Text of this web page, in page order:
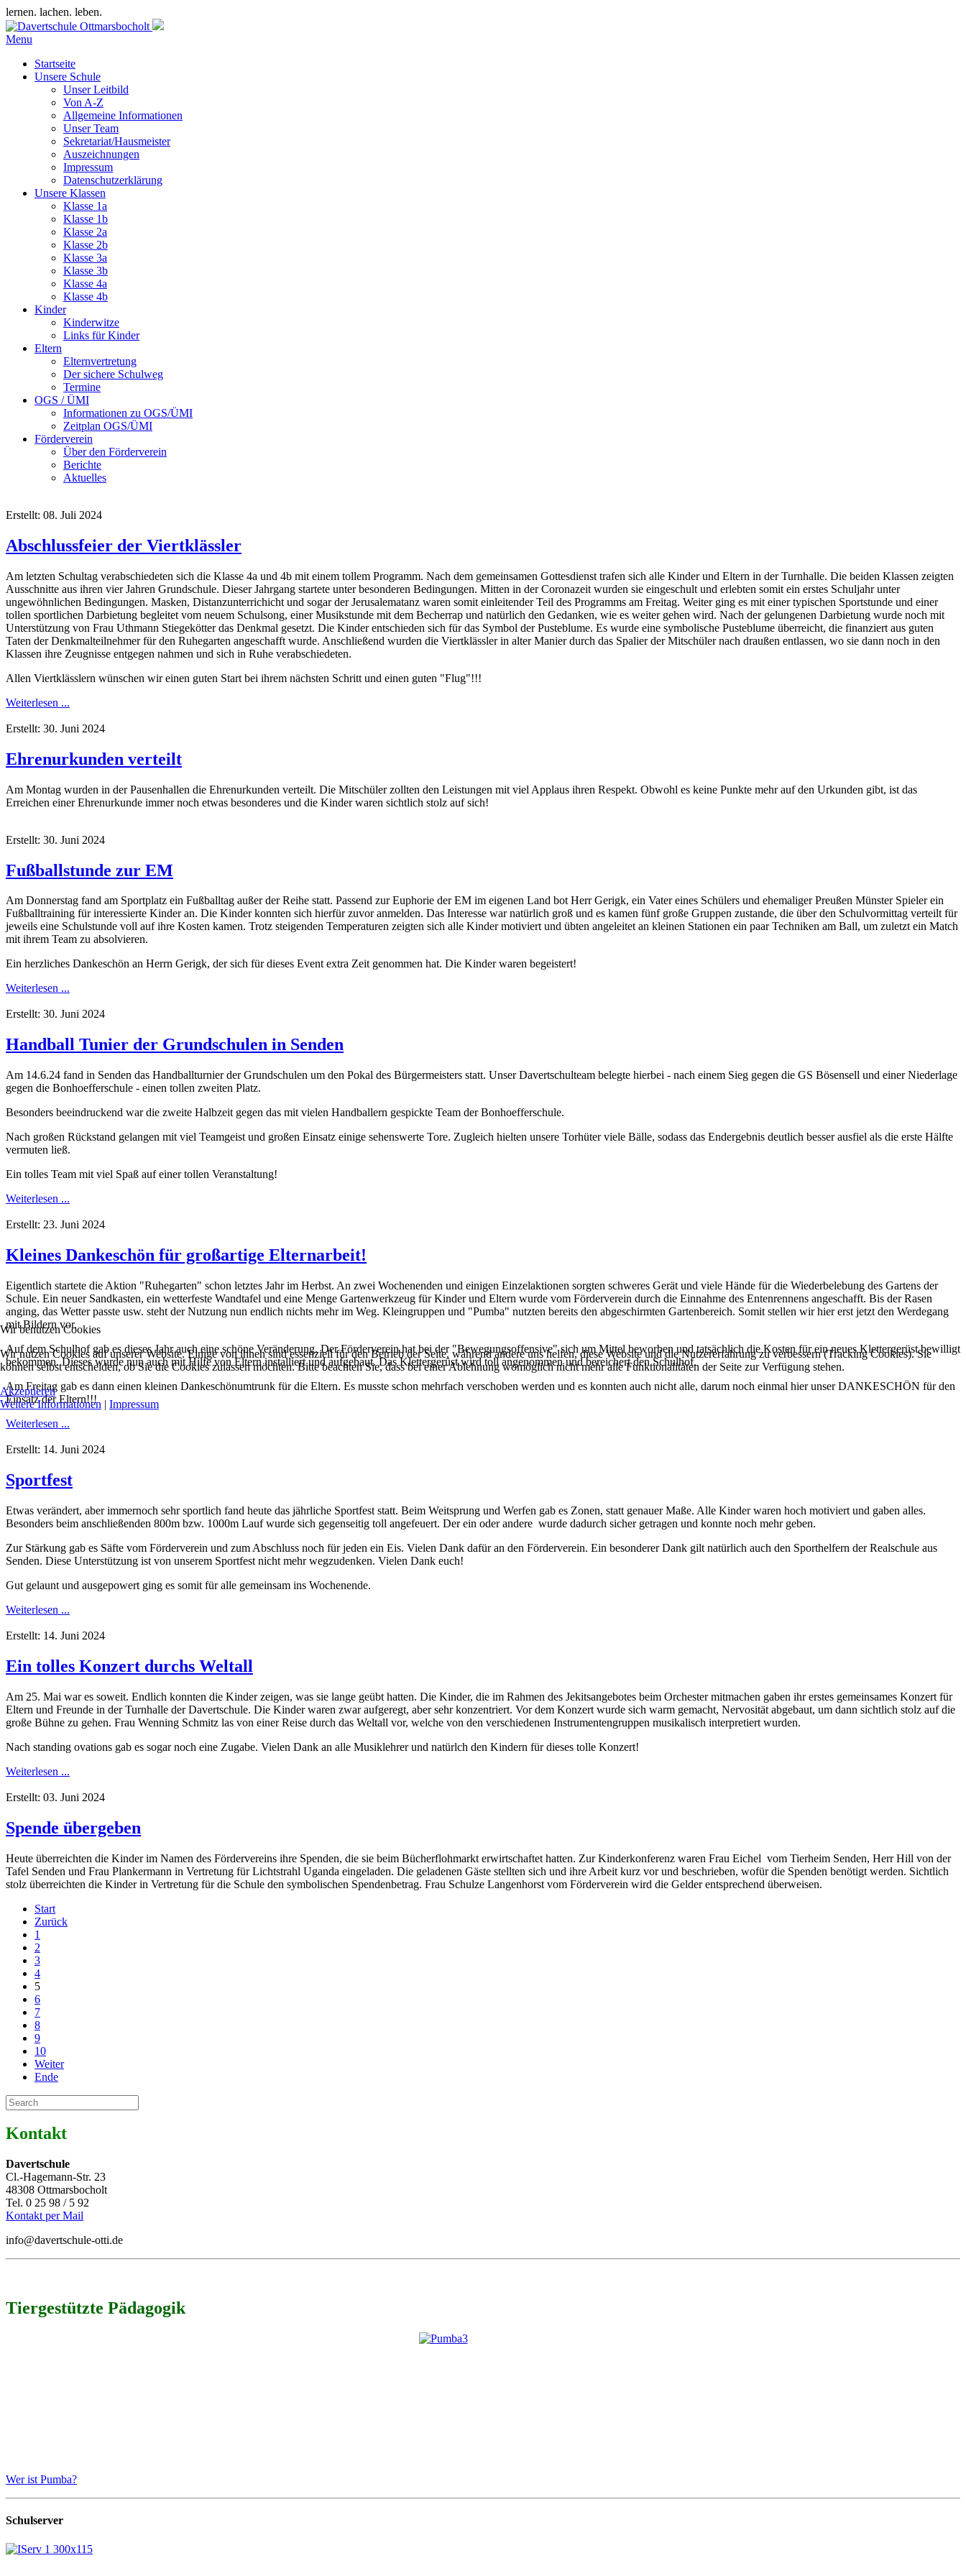
lernen. lachen. leben.
Menu
Startseite
Unsere Schule
Unser Leitbild
Von A-Z
Allgemeine Informationen
Unser Team
Sekretariat/Hausmeister
Auszeichnungen
Impressum
Datenschutzerklärung
Unsere Klassen
Klasse 1a
Klasse 1b
Klasse 2a
Klasse 2b
Klasse 3a
Klasse 3b
Klasse 4a
Klasse 4b
Kinder
Kinderwitze
Links für Kinder
Eltern
Elternvertretung
Der sichere Schulweg
Termine
OGS / ÜMI
Informationen zu OGS/ÜMI
Zeitplan OGS/ÜMI
Förderverein
Über den Förderverein
Berichte
Aktuelles
Erstellt: 08. Juli 2024
Abschlussfeier der Viertklässler
Am letzten Schultag verabschiedeten sich die Klasse 4a und 4b mit einem tollem Programm. Nach dem gemeinsamen Gottesdienst trafen sich alle Kinder und Eltern in der Turnhalle. Die beiden Klassen zeigten
Ausschnitte aus ihren vier Jahren Grundschule. Dieser Jahrgang startete unter besonderen Bedingungen. Mitten in der Coronazeit wurden sie eingeschult und erlebten somit ein erstes Schuljahr unter
ungewöhnlichen Bedingungen. Masken, Distanzunterrichicht und sogar der Jerusalematanz waren somit einleitender Teil des Programms am Freitag. Weiter ging es mit einer typischen Sportstunde und einer
tollen sportlichen Darbietung begleitet vom neuem Schulsong, einer Musikstunde mit dem Becherrap und natürlich den Gedanken, wie es weiter gehen wird. Nach der gelungenen Darbietung wurde noch mit
Unterstützung von Frau Uthmann Stiegekötter das Denkmal gesetzt. Die Kinder entschieden sich für das Symbol der Pusteblume. Es wurde eine symbolische Pusteblume überreicht, die finanziert aus guten
Taten der Denkmalteilnehmer für den Ruhegarten angeschafft wurde. Anschließend wurden die Viertklässler in alter Manier durch das Spalier der Mitschüler nach draußen entlassen, wo sie dann noch in den
Klassen ihre Zeugnisse entgegen nahmen und sich in Ruhe verabschiedeten.
Allen Viertklässlern wünschen wir einen guten Start bei ihrem nächsten Schritt und einen guten "Flug"!!!
Weiterlesen ...
Erstellt: 30. Juni 2024
Ehrenurkunden verteilt
Am Montag wurden in der Pausenhallen die Ehrenurkunden verteilt. Die Mitschüler zollten den Leistungen mit viel Applaus ihren Respekt. Obwohl es keine Punkte mehr auf den Urkunden gibt, ist das
Erreichen einer Ehrenurkunde immer noch etwas besonderes und die Kinder waren sichtlich stolz auf sich!
Erstellt: 30. Juni 2024
Fußballstunde zur EM
Am Donnerstag fand am Sportplatz ein Fußballtag außer der Reihe statt. Passend zur Euphorie der EM im eigenen Land bot Herr Gerigk, ein Vater eines Schülers und ehemaliger Preußen Münster Spieler ein
Fußballtraining für interessierte Kinder an. Die Kinder konnten sich hierfür zuvor anmelden. Das Interesse war natürlich groß und es kamen fünf große Gruppen zustande, die über den Schulvormittag verteilt für
jeweils eine Schulstunde voll auf ihre Kosten kamen. Trotz steigenden Temperaturen zeigten sich alle Kinder motiviert und übten angeleitet an kleinen Stationen ein paar Techniken am Ball, um zuletzt ein Match
mit ihrem Team zu absolvieren.
Ein herzliches Dankeschön an Herrn Gerigk, der sich für dieses Event extra Zeit genommen hat. Die Kinder waren begeistert!
Weiterlesen ...
Erstellt: 30. Juni 2024
Handball Tunier der Grundschulen in Senden
Am 14.6.24 fand in Senden das Handballturnier der Grundschulen um den Pokal des Bürgermeisters statt. Unser Davertschulteam belegte hierbei - nach einem Sieg gegen die GS Bösensell und einer Niederlage
gegen die Bonhoefferschule - einen tollen zweiten Platz.
Besonders beeindruckend war die zweite Halbzeit gegen das mit vielen Handballern gespickte Team der Bonhoefferschule.
Nach großen Rückstand gelangen mit viel Teamgeist und großen Einsatz einige sehenswerte Tore. Zugleich hielten unsere Torhüter viele Bälle, sodass das Endergebnis deutlich besser ausfiel als die erste Hälfte
vermuten ließ.
Ein tolles Team mit viel Spaß auf einer tollen Veranstaltung!
Weiterlesen ...
Erstellt: 23. Juni 2024
Kleines Dankeschön für großartige Elternarbeit!
Eigentlich startete die Aktion "Ruhegarten" schon letztes Jahr im Herbst. An zwei Wochenenden und einigen Einzelaktionen sorgten schweres Gerät und viele Hände für die Wiederbelebung des Gartens der
Schule. Ein neuer Sandkasten, ein wetterfeste Wandtafel und eine Menge Gartenwerkzeug für Kinder und Eltern wurde vom Förderverein durch die Einnahme des Entenrennens angeschafft. Bis der Rasen
anging, das Wetter passte usw. steht der Nutzung nun endlich nichts mehr im Weg. Kleingruppen und "Pumba" nutzten bereits den abgeschirmten Gartenbereich. Somit stellen wir hier erst jetzt den Werdegang
mit Bildern vor.
Auf dem Schulhof gab es dieses Jahr auch eine schöne Veränderung. Der Förderverein hat bei der "Bewegungsoffensive" sich um Mittel beworben und tatsächlich die Kosten für ein neues Klettergerüst bewilligt
bekommen. Dieses wurde nun auch mit Hilfe von Eltern installiert und aufgebaut. Das Klettergerüst wird toll angenommen und bereichert den Schulhof.
Am Freitag gab es dann einen kleinen Dankeschönumtrunk für die Eltern. Es musste schon mehrfach verschoben werden und es konnten auch nicht alle, darum noch einmal hier unser DANKESCHÖN für den
Einsatz der Eltern!!!
Weiterlesen ...
Erstellt: 14. Juni 2024
Sportfest
Etwas verändert, aber immernoch sehr sportlich fand heute das jährliche Sportfest statt. Beim Weitsprung und Werfen gab es Zonen, statt genauer Maße. Alle Kinder waren hoch motiviert und gaben alles.
Besonders beim anschließenden 800m bzw. 1000m Lauf wurde sich gegenseitig toll angefeuert. Der ein oder andere wurde dadurch sicher getragen und konnte noch mehr geben.
Zur Stärkung gab es Säfte vom Förderverein und zum Abschluss noch für jeden ein Eis. Vielen Dank dafür an den Förderverein. Ein besonderer Dank gilt natürlich auch den Sporthelfern der Realschule aus
Senden. Diese Unterstützung ist von unserem Sportfest nicht mehr wegzudenken. Vielen Dank euch!
Gut gelaunt und ausgepowert ging es somit für alle gemeinsam ins Wochenende.
Weiterlesen ...
Erstellt: 14. Juni 2024
Ein tolles Konzert durchs Weltall
Am 25. Mai war es soweit. Endlich konnten die Kinder zeigen, was sie lange geübt hatten. Die Kinder, die im Rahmen des Jekitsangebotes beim Orchester mitmachen gaben ihr erstes gemeinsames Konzert für
Eltern und Freunde in der Turnhalle der Davertschule. Die Kinder waren zwar aufgeregt, aber sehr konzentriert. Vor dem Konzert wurde sich warm gemacht, Nervosität abgebaut, um dann sichtlich stolz auf die
große Bühne zu gehen. Frau Wenning Schmitz las von einer Reise durch das Weltall vor, welche von den verschiedenen Instrumentengruppen musikalisch interpretiert wurden.
Nach standing ovations gab es sogar noch eine Zugabe. Vielen Dank an alle Musiklehrer und natürlch den Kindern für dieses tolle Konzert!
Weiterlesen ...
Erstellt: 03. Juni 2024
Spende übergeben
Heute überreichten die Kinder im Namen des Fördervereins ihre Spenden, die sie beim Bücherflohmarkt erwirtschaftet hatten. Zur Kinderkonferenz waren Frau Eichel vom Tierheim Senden, Herr Hill von der
Tafel Senden und Frau Plankermann in Vertretung für Lichtstrahl Uganda eingeladen. Die geladenen Gäste stellten sich und ihre Arbeit kurz vor und beschrieben, wofür die Spenden benötigt werden. Sichtlich
stolz überreichten die Kinder in Vertretung für die Schule den symbolischen Spendenbetrag. Frau Schulze Langenhorst vom Förderverein wird die Gelder entsprechend überweisen.
Start
Zurück
1
2
3
4
5
6
7
8
9
10
Weiter
Ende
Kontakt
Davertschule
Cl.-Hagemann-Str. 23
48308 Ottmarsbocholt
Tel. 0 25 98 / 5 92
Kontakt per Mail
info@davertschule-otti.de
Tiergestützte Pädagogik
Wer ist Pumba?
Schulserver
Wir benutzen Cookies
Wir nutzen Cookies auf unserer Website. Einige von ihnen sind essenziell für den Betrieb der Seite, während andere uns helfen, diese Website und die Nutzererfahrung zu verbessern (Tracking Cookies). Sie
können selbst entscheiden, ob Sie die Cookies zulassen möchten. Bitte beachten Sie, dass bei einer Ablehnung womöglich nicht mehr alle Funktionalitäten der Seite zur Verfügung stehen.
Akzeptieren
Weitere Informationen | Impressum